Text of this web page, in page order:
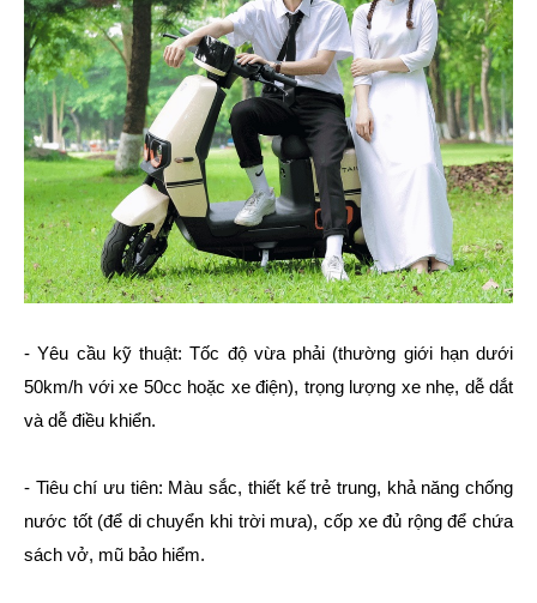
- Yêu cầu kỹ thuật: Tốc độ vừa phải (thường giới hạn dưới
50km/h với xe 50cc hoặc xe điện), trọng lượng xe nhẹ, dễ dắt
và dễ điều khiển.
- Tiêu chí ưu tiên: Màu sắc, thiết kế trẻ trung, khả năng chống
nước tốt (để di chuyển khi trời mưa), cốp xe đủ rộng để chứa
sách vở, mũ bảo hiểm.